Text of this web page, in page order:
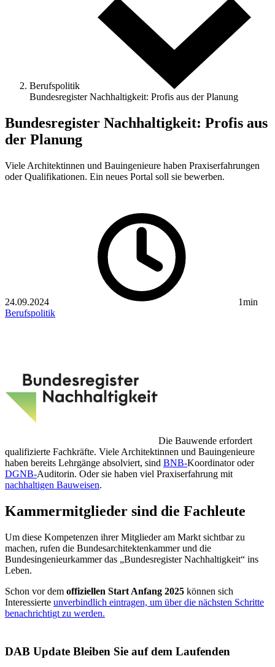
Berufspolitik
Bundesregister Nachhaltigkeit: Profis aus der Planung
Bundesregister Nachhaltigkeit: Profis aus
der Planung
Viele Architektinnen und Bauingenieure haben Praxiserfahrungen
oder Qualifikationen. Ein neues Portal soll sie bewerben.
24.09.2024
1min
Berufspolitik
Die Bauwende erfordert
qualifizierte Fachkräfte. Viele Architektinnen und Bauingenieure
haben bereits Lehrgänge absolviert, sind BNB-Koordinator oder
DGNB-Auditorin. Oder sie haben viel Praxiserfahrung mit
nachhaltigen Bauweisen.
Kammermitglieder sind die Fachleute
Um diese Kompetenzen ihrer Mitglieder am Markt sichtbar zu
machen, rufen die Bundesarchitektenkammer und die
Bundesingenieurkammer das „Bundesregister Nachhaltigkeit“ ins
Leben.
Schon vor dem offiziellen Start Anfang 2025 können sich
Interessierte unverbindlich eintragen, um über die nächsten Schritte
benachrichtigt zu werden.
DAB Update Bleiben Sie auf dem Laufenden